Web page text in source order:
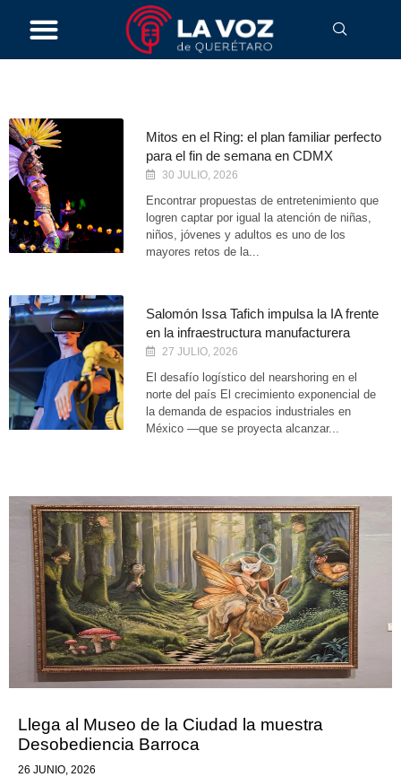
Mitos en el Ring: el plan familiar perfecto
para el fin de semana en CDMX
30 JULIO, 2026
Encontrar propuestas de entretenimiento que
logren captar por igual la atención de niñas,
niños, jóvenes y adultos es uno de los
mayores retos de la...
Salomón Issa Tafich impulsa la IA frente
en la infraestructura manufacturera
27 JULIO, 2026
El desafío logístico del nearshoring en el
norte del país El crecimiento exponencial de
la demanda de espacios industriales en
México —que se proyecta alcanzar...
Llega al Museo de la Ciudad la muestra
Desobediencia Barroca
26 JUNIO, 2026